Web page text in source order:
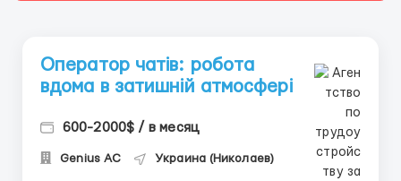
Оператор чатів: робота
вдома в затишній атмосфері
600-2000$ / в месяц
Genius AС Украина (Николаев)